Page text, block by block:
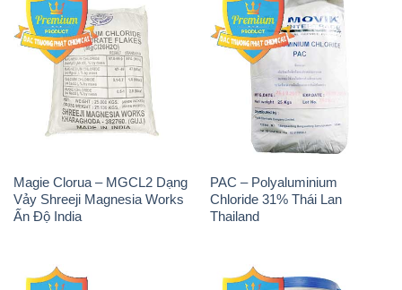
Magie Clorua – MGCL2 Dạng
Vảy Shreeji Magnesia Works
Ấn Độ India
PAC – Polyaluminium
Chloride 31% Thái Lan
Thailand